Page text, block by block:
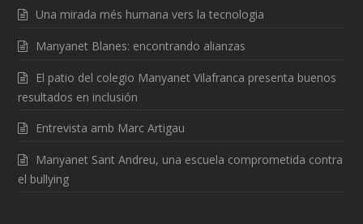
Una mirada més humana vers la tecnologia
Manyanet Blanes: encontrando alianzas
El patio del colegio Manyanet Vilafranca presenta buenos
resultados en inclusión
Entrevista amb Marc Artigau
Manyanet Sant Andreu, una escuela comprometida contra
el bullying